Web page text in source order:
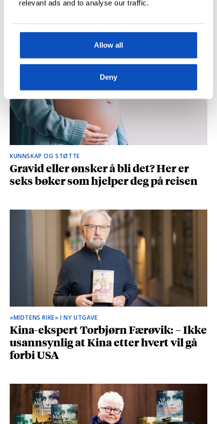
relevant ads and to analyse our traffic.
Allow all
Deny
og spionasje ble helt uinteressant i
KUNNSKAP OG STØTTE
Gravid eller ønsker å bli det? Her er
seks bøker som hjelper deg på reisen
«MIDTENS RIKE» I NY UTGAVE
Kina-ekspert Torbjørn Færøvik: – Ikke
usannsynlig at Kina etter hvert vil gå
forbi USA